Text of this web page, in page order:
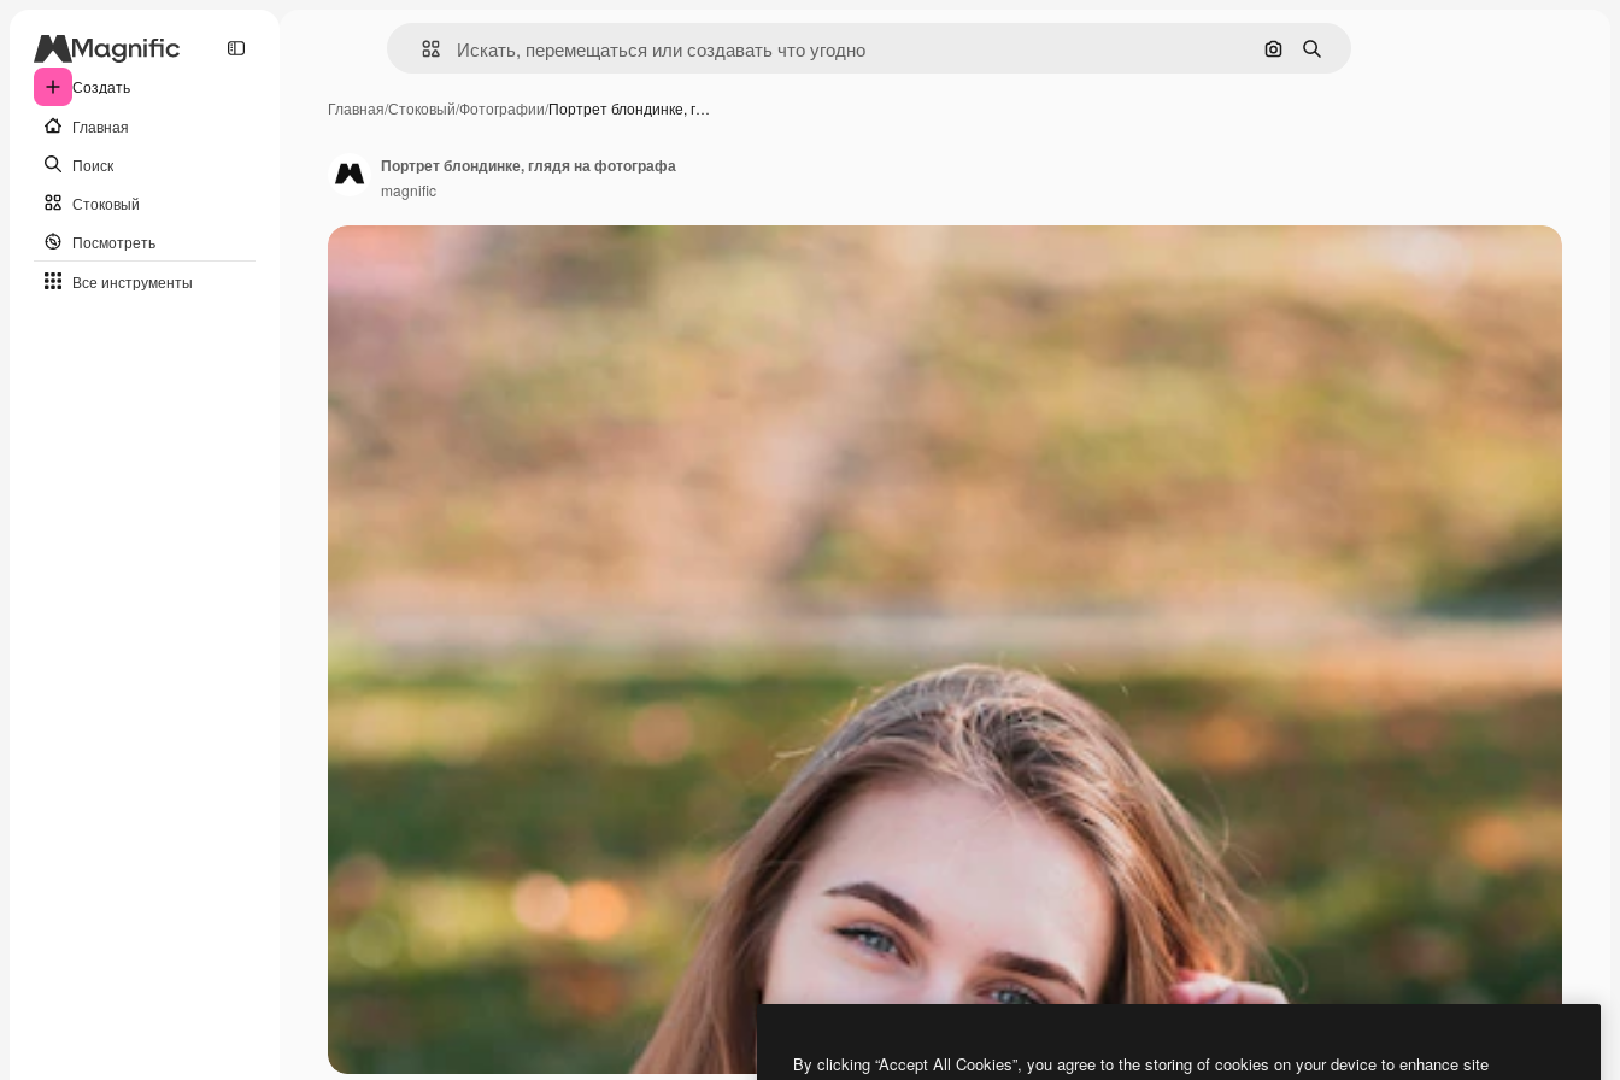
Создать
Главная
Поиск
Стоковый
Посмотреть
Все инструменты
Поиск по изображению
Поиск
Главная/Стоковый/Фотографии/Портрет блондинке, г…
Портрет блондинке, глядя на фотографа
magnific
By clicking “Accept All Cookies”, you agree to the storing of cookies on your device to enhance site